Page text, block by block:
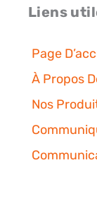
o
k
Liens
Page
À Propos
Nos